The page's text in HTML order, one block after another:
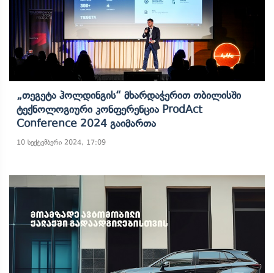
„თეგეტა Ჰოლდინგის“ Მხარდაჭერით Თბილისში
Ტექნოლოგიური Კონფერენცია ProdAct
Conference 2024 Გაიმართა
10 სექტემბერი 2024, 17:09